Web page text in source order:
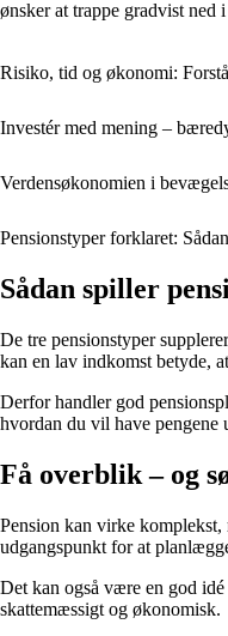
ønsker at trappe gradvist ned
Risiko, tid og økonomi:
Investér med mening –
Verdensøkonomien i
Pensionstyper forklaret:
Sådan spiller
De tre pensionstyper
kan en lav indkomst betyde,
Derfor handler god
hvordan du vil have pengene
Få overblik – og
Pension kan virke
udgangspunkt for at
Det kan også være en god
skattemæssigt og økonomisk.